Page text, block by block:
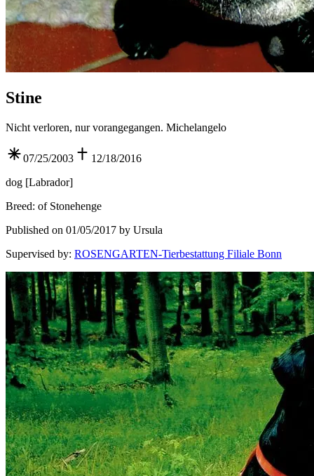
Stine
Nicht verloren, nur vorangegangen. Michelangelo
07/25/2003
12/18/2016
dog [Labrador]
Breed: of Stonehenge
Published on 01/05/2017 by Ursula
Supervised by: ROSENGARTEN-Tierbestattung Filiale Bonn